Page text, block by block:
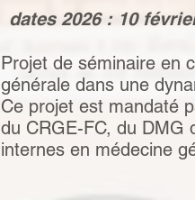
dates 2026 : 10
Projet de séminaire en
générale dans une
Ce projet est mandaté
du CRGE-FC, du DMG
internes en médecine